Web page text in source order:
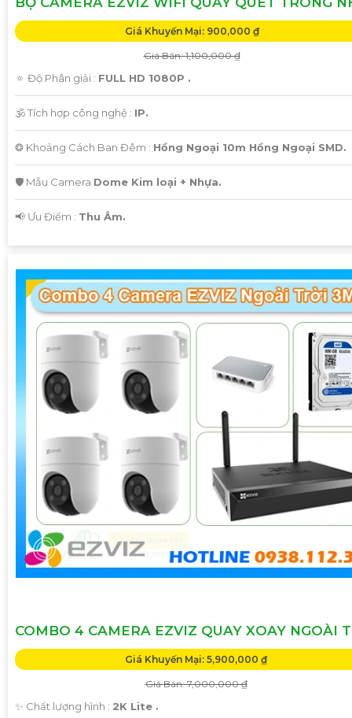
Giá Khuyến Mại: 900,000 ₫
Giá Bán: 1,100,000 ₫
🔅 Độ Phân giải : FULL HD 1080P .
🕉️ Tích hợp công nghệ : IP.
❂ Khoảng Cách Ban Đêm : Hồng Ngoại 10m Hồng Ngoại SMD.
🛡 Mẫu Camera Dome Kim loại + Nhựa.
️📢 Ưu Điểm : Thu Âm.
COMBO 4 CAMERA EZVIZ QUAY XOAY NGOÀI
Giá Khuyến Mại: 5,900,000 ₫
Giá Bán: 7,000,000 ₫
✨ Chất lượng hình : 2K Lite .